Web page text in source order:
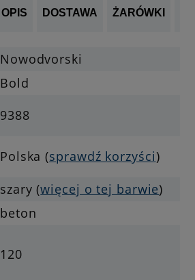
OPIS DOSTAWA ŻARÓWKI
Nowodvorski
Bold
9388
Polska (sprawdź korzyści)
szary (więcej o tej barwie)
beton
120